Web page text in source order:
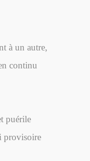
à un autre,
continu
puérile
provisoire